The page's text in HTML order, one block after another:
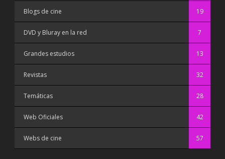
Blogs de cine 19
DVD y Bluray en la red 7
Grandes estudios 13
Revistas 32
Temáticas 28
Web Oficiales 42
Webs de cine 57